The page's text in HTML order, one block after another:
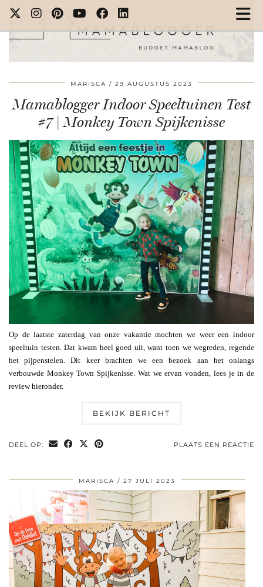
MARISCA 29 AUGUSTUS 2023
Mamablogger Indoor Speeltuinen Test
#7 | Monkey Town Spijkenisse
Op de laatste zaterdag van onze vakantie mochten we weer een indoor
speeltuin testen. Dat kwam heel goed uit, want toen we wegreden, regende
het pijpenstelen. Dit keer brachten we een bezoek aan het onlangs
verbouwde Monkey Town Spijkenisse. Wat we ervan vonden, lees je in de
review hieronder.
BEKIJK BERICHT
DEEL OP: PLAATS EEN REACTIE
MARISCA 27 JULI 2023